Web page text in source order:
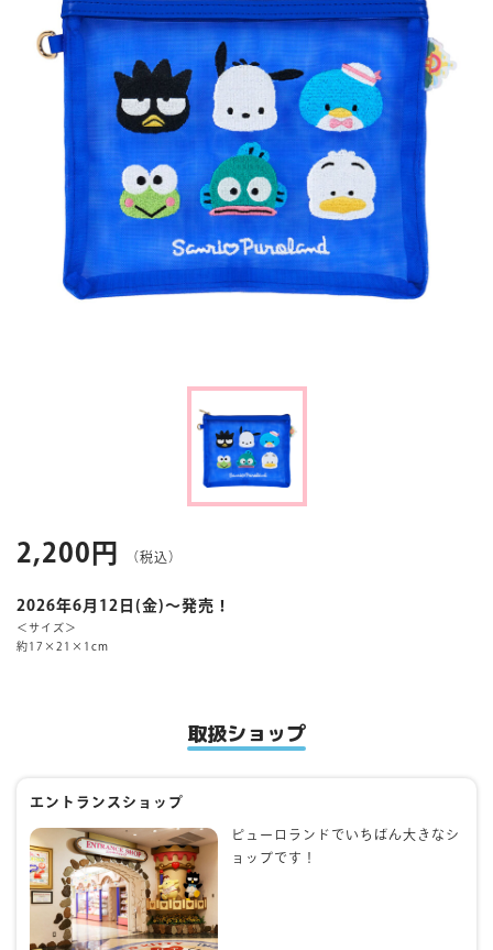
よくあるご質問
2,200円 （税込）
2026年6月12日(金)～発売！
＜サイズ＞
約17×21×1cm
取扱ショップ
エントランスショップ
ピューロランドでいちばん大きなシ
ョップです！